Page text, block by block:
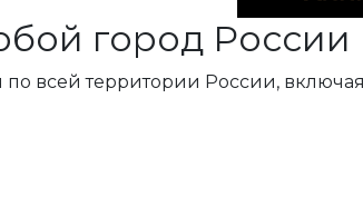
город России
по всей территории России,